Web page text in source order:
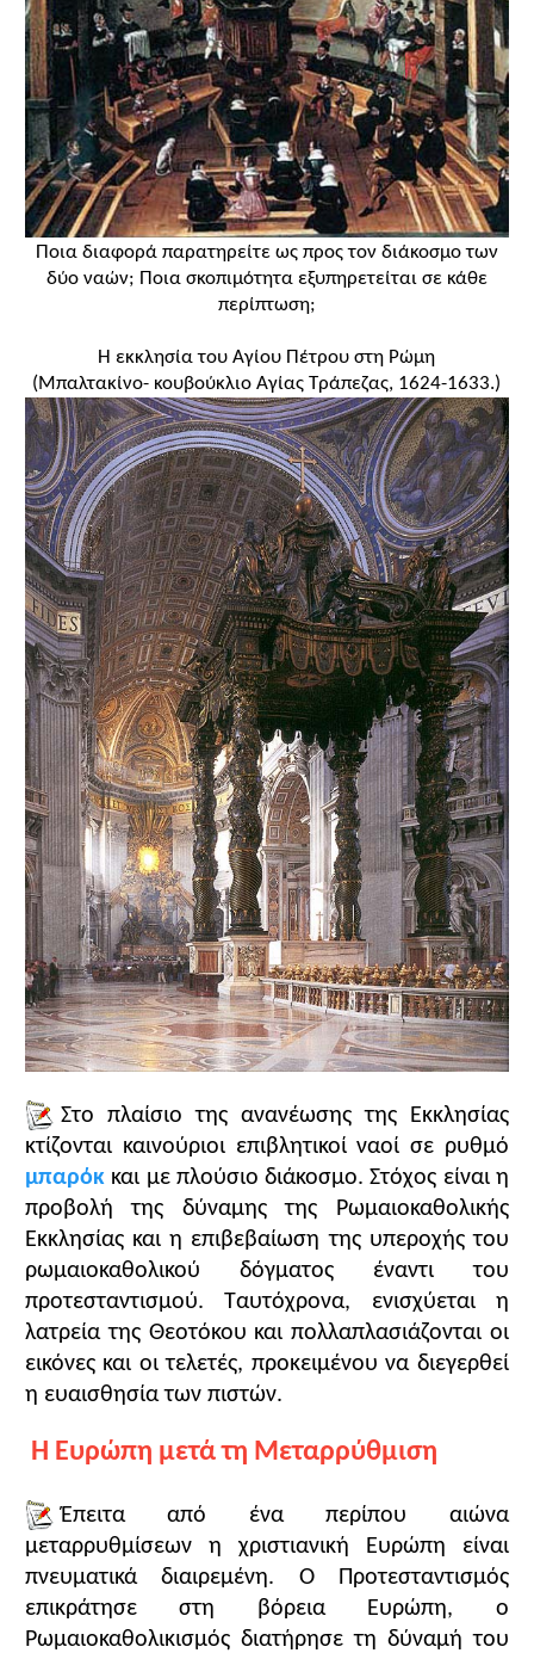
Ποια διαφορά παρατηρείτε ως προς τον διάκοσμο των
δύο ναών; Ποια σκοπιμότητα εξυπηρετείται σε κάθε
περίπτωση;
Η εκκλησία του Αγίου Πέτρου στη Ρώμη
(Μπαλτακίνο- κουβούκλιο Αγίας Τράπεζας, 1624-1633.)
Στο πλαίσιο της ανανέωσης της Εκκλησίας
κτίζονται καινούριοι επιβλητικοί ναοί σε ρυθμό
μπαρόκ και με πλούσιο διάκοσμο. Στόχος είναι η
προβολή της δύναμης της Ρωμαιοκαθολικής
Εκκλησίας και η επιβεβαίωση της υπεροχής του
ρωμαιοκαθολικού δόγματος έναντι του
προτεσταντισμού. Ταυτόχρονα, ενισχύεται η
λατρεία της Θεοτόκου και πολλαπλασιάζονται οι
εικόνες και οι τελετές, προκειμένου να διεγερθεί
η ευαισθησία των πιστών.
Η Ευρώπη μετά τη Μεταρρύθμιση
Έπειτα από ένα περίπου αιώνα
μεταρρυθμίσεων η χριστιανική Ευρώπη είναι
πνευματικά διαιρεμένη. Ο Προτεσταντισμός
επικράτησε στη βόρεια Ευρώπη, ο
Ρωμαιοκαθολικισμός διατήρησε τη δύναμή του